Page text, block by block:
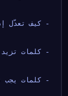
- كيف تعدّل
- كلمات تزيد
- كلمات يجب